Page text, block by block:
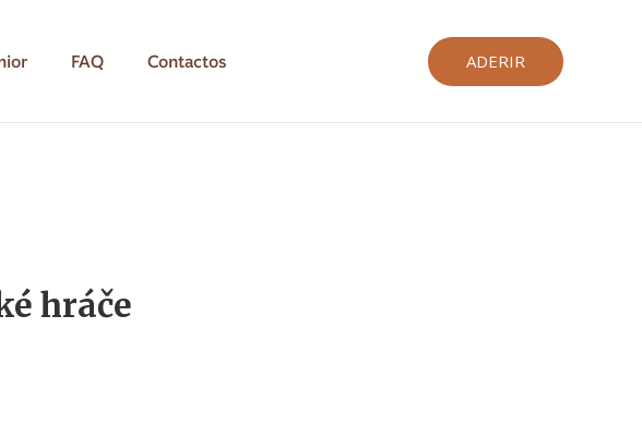
FAQ Contactos ADERIR
hráče